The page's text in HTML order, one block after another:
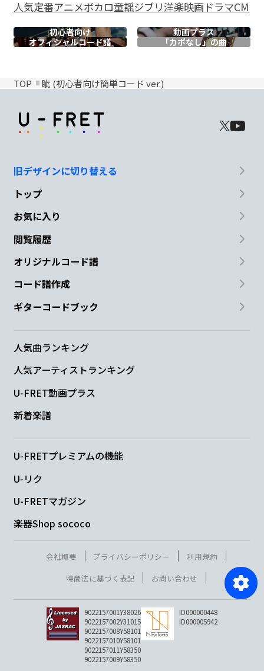
人気定番アニメボカロ童謡ジブリ洋楽映画ドラマCM
初心者向け
動画プラス
オフィシャルコード譜 「カポなし」の曲
TOP 眦 (初心者向け簡単コード ver.)
旧デザインに切り替える
トップ
お気に入り
閲覧履歴
オリジナルコード譜
コード譜作成
ギターコードブック
人気曲ランキング
人気アーティストランキング
U-FRET動画プラス
新着楽譜
U-FRETプレミアムの機能
U-リク
U-FRETマガジン
楽器Shop sococo
会社概要 プライバシーポリシー
利用規約
特商法に基づく表記
お問い合わせ
9022157001Y38026
9022157002Y31015
9022157008Y58101
9022157010Y58101
9022157011Y58350
9022157009Y58350
ID000000448
ID000005942